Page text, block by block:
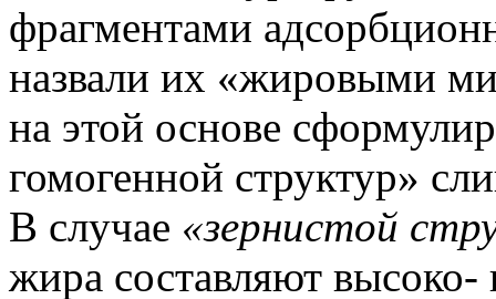
фрагментами
назвали их «жировыми
на этой основе
гомогенной структур»
В случае «зернистой
жира составляют высоко-